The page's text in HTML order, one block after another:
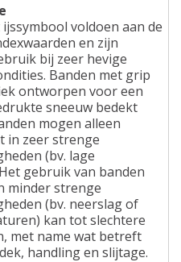
voldoen aan de
en zijn
bij zeer hevige
Banden met grip
ontworpen voor een
sneeuw bedekt
mogen alleen
in zeer strenge
(bv. lage
gebruik van banden
minder strenge
(bv. neerslag of
kan tot slechtere
met name wat betreft
handling en slijtage.